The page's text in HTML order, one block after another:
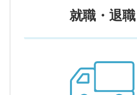
就職・退職